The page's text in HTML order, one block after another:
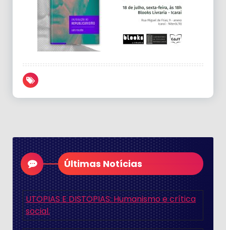
Últimas Notícias
UTOPIAS E DISTOPIAS: Humanismo e crítica
social.